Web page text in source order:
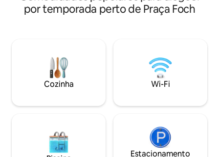
cercado pelos melhores restaurantes e
cafés, este espaço moderno é ideal para
jacuzzi, sauna, banho turco, academia e
segurança 24 horas por dia, 7 dias por
seus lençóis de
refletem o
cafés e
Centro Histórico
estrada para o
por temporada perto de Praça Foch
Cozinha Wi-Fi
Estacionamento